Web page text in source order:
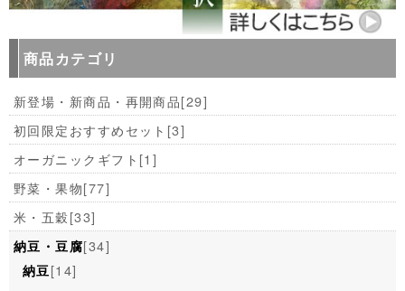
商品カテゴリ
新登場・新商品・再開商品[29]
初回限定おすすめセット [3]
オーガニックギフト [1]
野菜・果物[77]
米・五穀[33]
納豆・豆腐[34]
納豆[14]